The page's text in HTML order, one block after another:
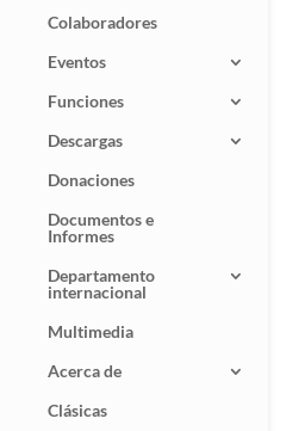
Colaboradores
Eventos
Funciones
Descargas
Donaciones
Documentos e
Informes
Departamento
internacional
Multimedia
Acerca de
Clásicas